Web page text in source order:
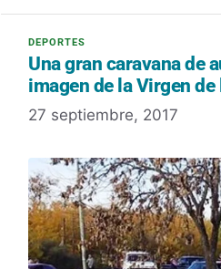
Una gran caravana de
imagen de la Virgen
27 septiembre, 2017